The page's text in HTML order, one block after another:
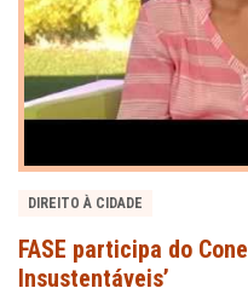
DIREITO À CIDADE
FASE participa do
Insustentáveis’